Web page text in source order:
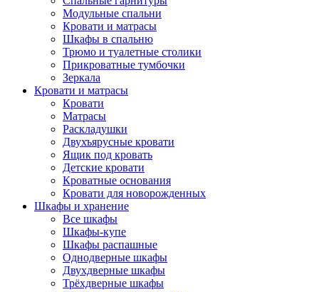
Модульные спальни
Кровати и матрасы
Шкафы в спальню
Трюмо и туалетные столики
Прикроватные тумбочки
Зеркала
Кровати и матрасы
Кровати
Матрасы
Раскладушки
Двухъярусные кровати
Ящик под кровать
Детские кровати
Кроватные основания
Кровати для новорожденных
Шкафы и хранение
Все шкафы
Шкафы-купе
Шкафы распашные
Однодверные шкафы
Двухдверные шкафы
Трёхдверные шкафы